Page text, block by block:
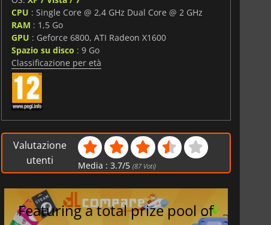
CPU : Single Core @ 2,4 GHz Dual Core @ 2 GHz
RAM : 1,5 Go
GPU : Geforce 6800, ATI Radeon X1600
Spazio su disco : 9 Go
Classificazione per età
Valutazione
utenti
Media :3.7/5 (87 Voti)
Featuring a total prize pool of